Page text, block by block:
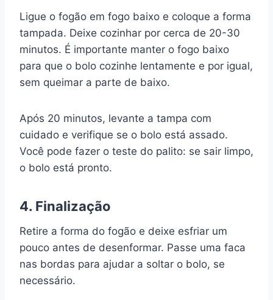
Ligue o fogão em fogo baixo e coloque a forma
tampada. Deixe cozinhar por cerca de 20-30
minutos. É importante manter o fogo baixo
para que o bolo cozinhe lentamente e por igual,
sem queimar a parte de baixo.
Após 20 minutos, levante a tampa com
cuidado e verifique se o bolo está assado.
Você pode fazer o teste do palito: se sair limpo,
o bolo está pronto.
4. Finalização
Retire a forma do fogão e deixe esfriar um
pouco antes de desenformar. Passe uma faca
nas bordas para ajudar a soltar o bolo, se
necessário.